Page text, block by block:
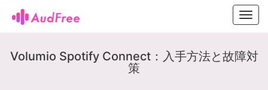
Volumio Spotify Connect：入手方法と故障対
策